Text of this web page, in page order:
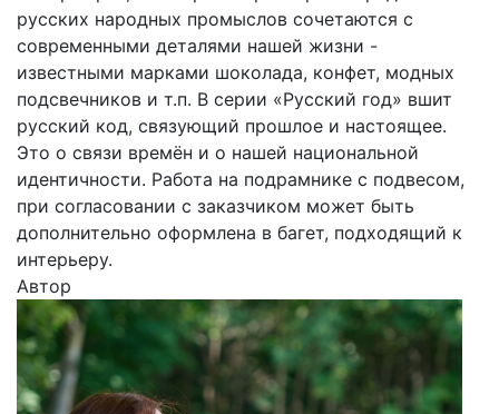
русских народных промыслов сочетаются с
современными деталями нашей жизни -
известными марками шоколада, конфет, модных
подсвечников и т.п. В серии «Русский год» вшит
русский код, связующий прошлое и настоящее.
Это о связи времён и о нашей национальной
идентичности. Работа на подрамнике с подвесом,
при согласовании с заказчиком может быть
дополнительно оформлена в багет, подходящий к
интерьеру.
Автор